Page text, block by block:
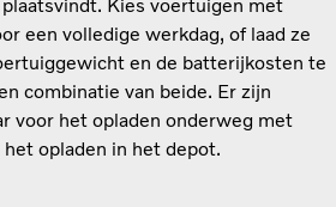
Kies voertuigen met
een volledige werkdag, of laad ze
en de batterijkosten te
combinatie van beide. Er zijn
voor het opladen onderweg met
opladen in het depot.